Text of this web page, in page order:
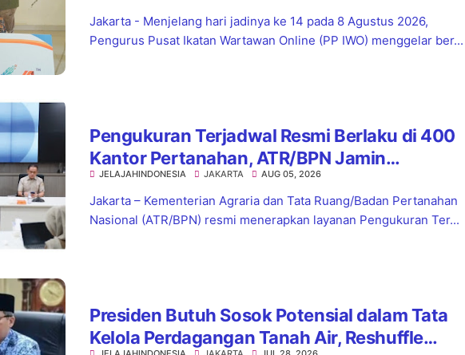
Jakarta - Menjelang hari jadinya ke 14 pada 8 Agustus 2026,
Pengurus Pusat Ikatan Wartawan Online (PP IWO) menggelar ber...
Pengukuran Terjadwal Resmi Berlaku di 400
Kantor Pertanahan, ATR/BPN Jamin
Kepastian Layanan Maksimal 7 Hari
JELAJAHINDONESIA JAKARTA AUG 05, 2026
Jakarta – Kementerian Agraria dan Tata Ruang/Badan Pertanahan
Nasional (ATR/BPN) resmi menerapkan layanan Pengukuran Ter...
Presiden Butuh Sosok Potensial dalam Tata
Kelola Perdagangan Tanah Air, Reshuffle